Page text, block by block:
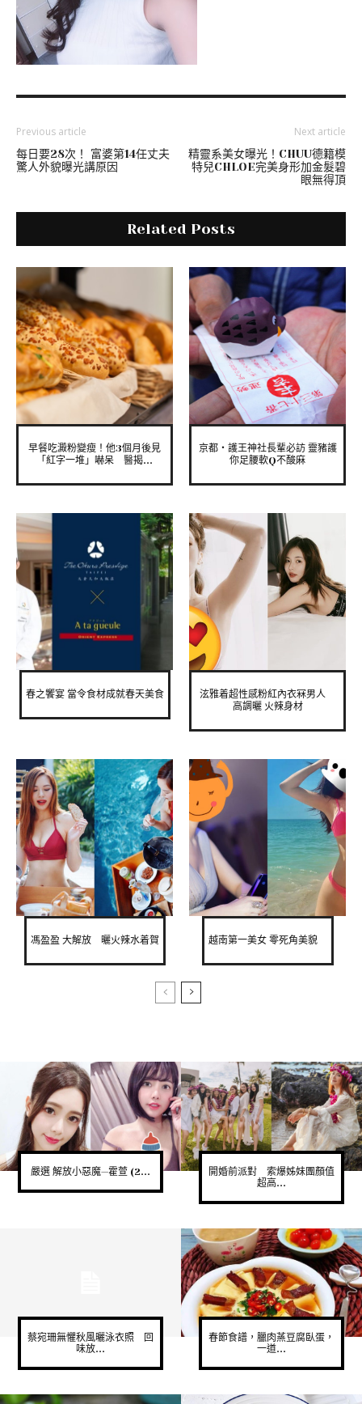
Previous article
每日要28次！ 富婆第14任丈夫
驚人外貌曝光講原因
Next article
精靈系美女曝光！CHUU德籍模
特兒CHLOE完美身形加金髮碧
眼無得頂
Related Posts
早餐吃澱粉變瘦！他3個月後見
「紅字一堆」嚇呆 醫揭...
京都‧護王神社長輩必訪 靈豬護
你足腰軟Q不酸麻
春之饗宴 當令食材成就春天美食
泫雅着超性感粉紅內衣冧男人
高調曬 火辣身材
馮盈盈 大解放 曬火辣水着賀 越南第一美女 零死角美貌
嚴選 解放小惡魔—霍萱 (2...
開婚前派對 索爆姊妹團顏值
超高...
蔡宛珊無懼秋風曬泳衣照 回
味放...
春節食譜，臘肉蒸豆腐臥蛋，
一道...